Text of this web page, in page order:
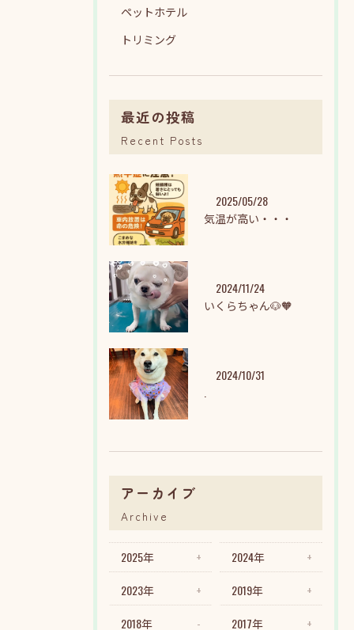
ペットホテル
トリミング
最近の投稿
Recent Posts
2025/05/28
気温が高い・・・
2024/11/24
いくらちゃん🐶🧡
2024/10/31
アーカイブ
Archive
2025年
2024年
2023年
2019年
2018年
2017年